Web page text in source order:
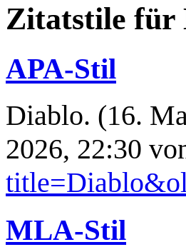
Zitatstile für
APA-Stil
Diablo. (16.
2026, 22:30
MLA-Stil